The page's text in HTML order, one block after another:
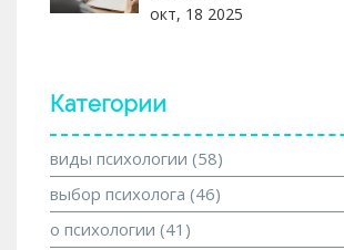
окт, 18 2025
Категории
виды психологии (58)
выбор психолога (46)
о психологии (41)